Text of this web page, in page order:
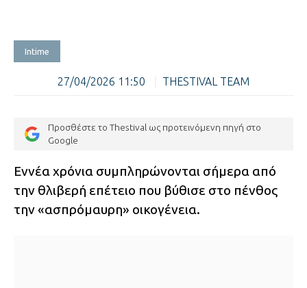
Intime
27/04/2026 11:50 THESTIVAL TEAM
Προσθέστε το Thestival ως προτεινόμενη πηγή στο
Google
Εννέα χρόνια συμπληρώνονται σήμερα από
την θλιβερή επέτειο που βύθισε στο πένθος
την «ασπρόμαυρη» οικογένεια.